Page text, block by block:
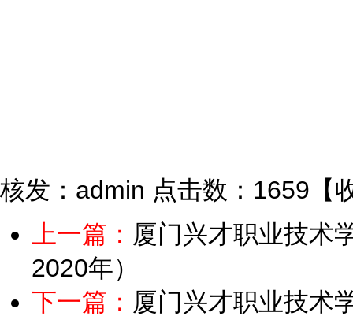
核发：admin 点击数：1659 【
上一篇： 厦门兴才职业技术
2020年）
下一篇： 厦门兴才职业技术